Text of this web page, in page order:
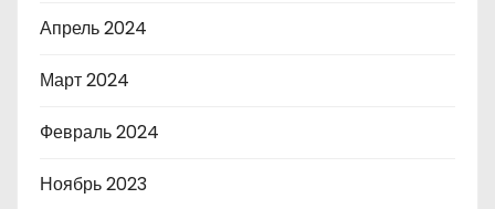
Апрель 2024
Март 2024
Февраль 2024
Ноябрь 2023